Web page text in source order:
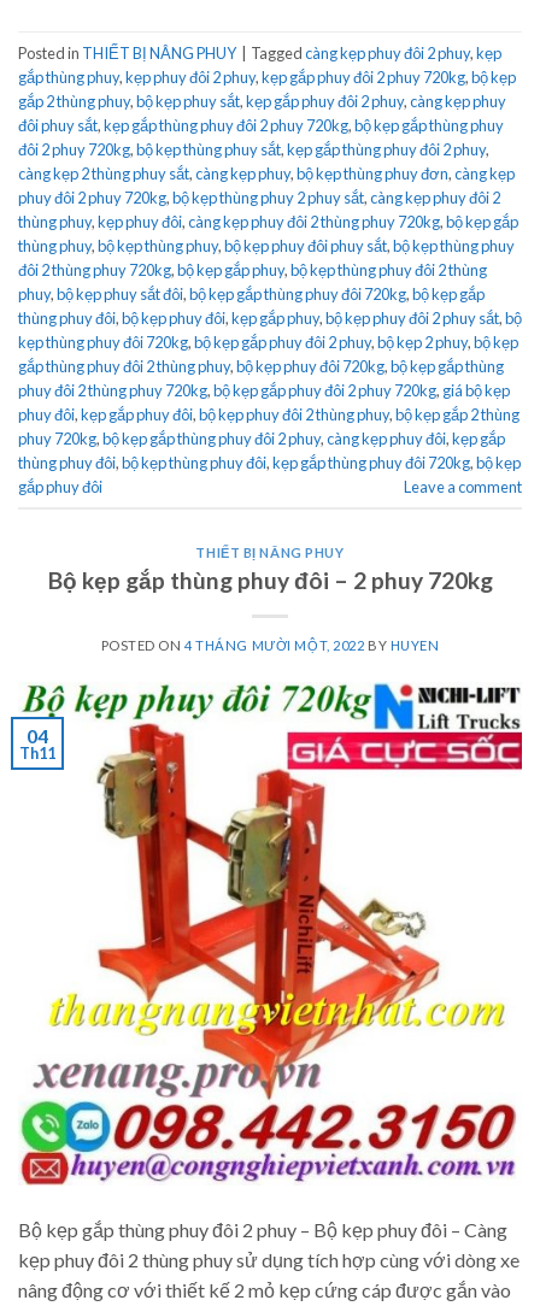
Posted in THIẾT BỊ NÂNG PHUY Taggedcàng kẹp phuy đôi 2 phuy,kẹp
gắp thùng phuy,kẹp phuy đôi 2 phuy,kẹp gắp phuy đôi 2 phuy 720kg,bộ kẹp
gắp 2 thùng phuy,bộ kẹp phuy sắt,kẹp gắp phuy đôi 2 phuy,càng kẹp phuy
đôi phuy sắt,kẹp gắp thùng phuy đôi 2 phuy 720kg,bộ kẹp gắp thùng phuy
đôi 2 phuy 720kg,bộ kẹp thùng phuy sắt,kẹp gắp thùng phuy đôi 2 phuy,
càng kẹp 2 thùng phuy sắt,càng kẹp phuy,bộ kẹp thùng phuy đơn,càng kẹp
phuy đôi 2 phuy 720kg,bộ kẹp thùng phuy 2 phuy sắt,càng kẹp phuy đôi 2
thùng phuy,kẹp phuy đôi,càng kẹp phuy đôi 2 thùng phuy 720kg,bộ kẹp gắp
thùng phuy,bộ kẹp thùng phuy,bộ kẹp phuy đôi phuy sắt,bộ kẹp thùng phuy
đôi 2 thùng phuy 720kg,bộ kẹp gắp phuy,bộ kẹp thùng phuy đôi 2 thùng
phuy,bộ kẹp phuy sắt đôi,bộ kẹp gắp thùng phuy đôi 720kg,bộ kẹp gắp
thùng phuy đôi,bộ kẹp phuy đôi,kẹp gắp phuy,bộ kẹp phuy đôi 2 phuy sắt,bộ
kẹp thùng phuy đôi 720kg,bộ kẹp gắp phuy đôi 2 phuy,bộ kẹp 2 phuy,bộ kẹp
gắp thùng phuy đôi 2 thùng phuy,bộ kẹp phuy đôi 720kg,bộ kẹp gắp thùng
phuy đôi 2 thùng phuy 720kg,bộ kẹp gắp phuy đôi 2 phuy 720kg, giá bộ kẹp
phuy đôi,kẹp gắp phuy đôi,bộ kẹp phuy đôi 2 thùng phuy,bộ kẹp gắp 2 thùng
phuy 720kg,bộ kẹp gắp thùng phuy đôi 2 phuy,càng kẹp phuy đôi,kẹp gắp
thùng phuy đôi,bộ kẹp thùng phuy đôi,kẹp gắp thùng phuy đôi 720kg,bộ kẹp
gắp phuy đôi
Leave a comment
THIẾT BỊ NÂNG PHUY
Bộ kẹp gắp thùng phuy đôi – 2 phuy 720kg
POSTED ON4 THÁNG MƯỜI MỘT, 2022 BY HUYEN
04
Th11
Bộ kẹp gắp thùng phuy đôi 2 phuy – Bộ kẹp phuy đôi – Càng
kẹp phuy đôi 2 thùng phuy sử dụng tích hợp cùng với dòng xe
nâng động cơ với thiết kế 2 mỏ kẹp cứng cáp được gắn vào